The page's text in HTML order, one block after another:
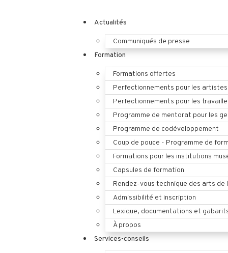
Actualités
Communiqués de presse
Formation
Formations offertes
Perfectionnements pour les artistes
Perfectionnements pour les
Programme de mentorat pour les
Programme de codéveloppement
Coup de pouce - Programme de
Formations pour les institutions
Capsules de formation
Rendez-vous technique des arts
Admissibilité et inscription
Lexique, documentations et
À propos
Services-conseils